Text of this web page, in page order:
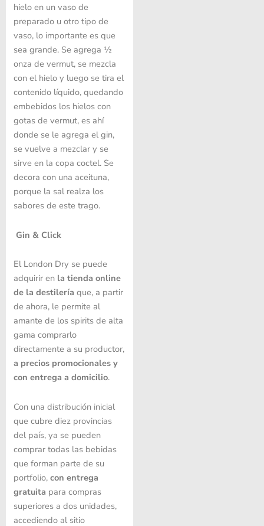
hielo en un vaso de
preparado u otro tipo de
vaso, lo importante es que
sea grande. Se agrega ½
onza de vermut, se mezcla
con el hielo y luego se tira el
contenido líquido, quedando
embebidos los hielos con
gotas de vermut, es ahí
donde se le agrega el gin,
se vuelve a mezclar y se
sirve en la copa coctel. Se
decora con una aceituna,
porque la sal realza los
sabores de este trago.
Gin & Click
El London Dry se puede
adquirir en la tienda online
de la destilería que, a partir
de ahora, le permite al
amante de los spirits de alta
gama comprarlo
directamente a su productor,
a precios promocionales y
con entrega a domicilio.
Con una distribución inicial
que cubre diez provincias
del país, ya se pueden
comprar todas las bebidas
que forman parte de su
portfolio, con entrega
gratuita para compras
superiores a dos unidades,
accediendo al sitio